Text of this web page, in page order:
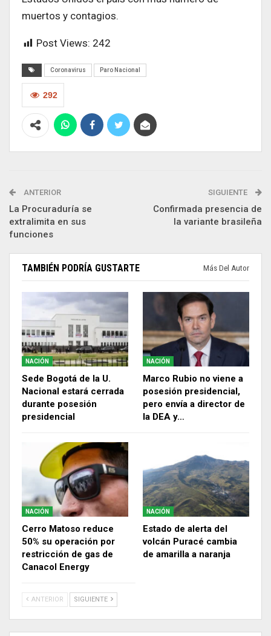
muertos y contagios.
Post Views: 242
Coronavirus Paro Nacional
292
ANTERIOR
La Procuraduría se
extralimita en sus
funciones
SIGUIENTE
Confirmada presencia de
la variante brasileña
TAMBIÉN PODRÍA GUSTARTE Más Del Autor
NACIÓN
Sede Bogotá de la U.
Nacional estará cerrada
durante posesión
presidencial
NACIÓN
Marco Rubio no viene a
posesión presidencial,
pero envía a director de
la DEA y…
NACIÓN
Cerro Matoso reduce
50% su operación por
restricción de gas de
Canacol Energy
NACIÓN
Estado de alerta del
volcán Puracé cambia
de amarilla a naranja
ANTERIOR SIGUIENTE